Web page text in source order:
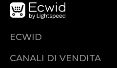
ECWID
Demo
CANALI DI VENDITA